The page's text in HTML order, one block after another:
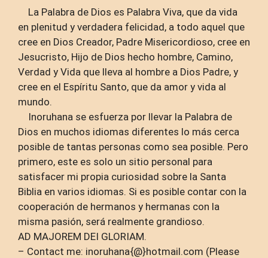
La Palabra de Dios es Palabra Viva, que da vida
en plenitud y verdadera felicidad, a todo aquel que
cree en Dios Creador, Padre Misericordioso, cree en
Jesucristo, Hijo de Dios hecho hombre, Camino,
Verdad y Vida que lleva al hombre a Dios Padre, y
cree en el Espíritu Santo, que da amor y vida al
mundo.
Inoruhana se esfuerza por llevar la Palabra de
Dios en muchos idiomas diferentes lo más cerca
posible de tantas personas como sea posible. Pero
primero, este es solo un sitio personal para
satisfacer mi propia curiosidad sobre la Santa
Biblia en varios idiomas. Si es posible contar con la
cooperación de hermanos y hermanas con la
misma pasión, será realmente grandioso.
AD MAJOREM DEI GLORIAM.
– Contact me: inoruhana{@}hotmail.com (Please